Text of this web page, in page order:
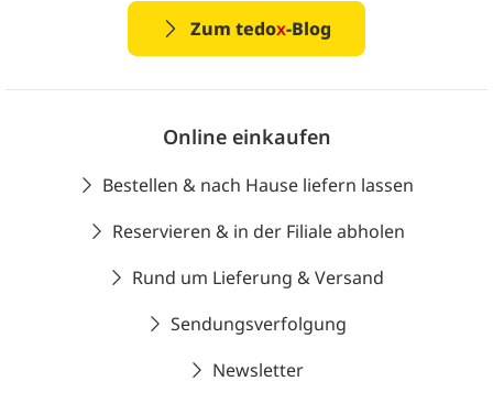
Zum tedox-Blog
Online einkaufen
Bestellen & nach Hause liefern lassen
Reservieren & in der Filiale abholen
Rund um Lieferung & Versand
Sendungsverfolgung
Newsletter